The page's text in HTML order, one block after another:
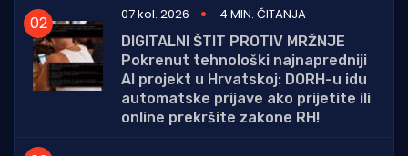
07 kol. 2026
4 MIN. ČITANJA
DIGITALNI ŠTIT PROTIV MRŽNJE
Pokrenut tehnološki najnapredniji
AI projekt u Hrvatskoj: DORH-u idu
automatske prijave ako prijetite ili
online prekršite zakone RH!